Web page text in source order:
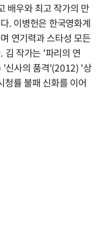
배우와 최고 작가의 만
. 이병헌은 한국영화계
연기력과 스타성 모든
김 작가는 '파리의 연
신사의 품격'(2012) '상
률 불패 신화를 이어